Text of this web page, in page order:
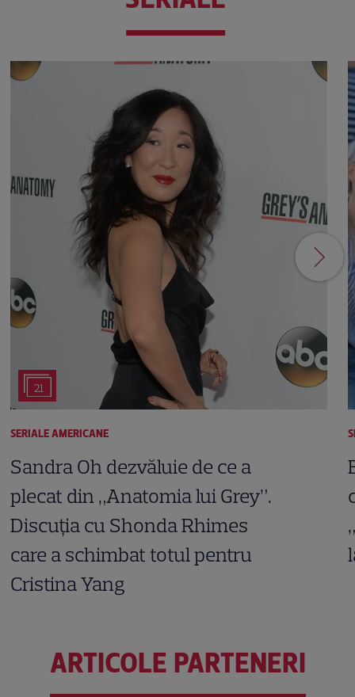
21
SERIALE AMERICANE
Sandra Oh dezvăluie de ce a
plecat din „Anatomia lui Grey”.
Discuția cu Shonda Rhimes
care a schimbat totul pentru
Cristina Yang
ARTICOLE PARTENERI